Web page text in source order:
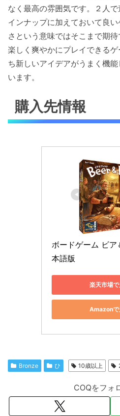
なく最高の雰囲気です。２人
インナップに加えておいて良
さという意味ではそこまで期待
楽しく爽やかにプレイできる
ち新しいアイデアがうまく機
います。
購入先情報
ボードゲーム ビア
本語版
楽天市場で
Amazonで
Bronze ひ 10歳以上
COQをフォ